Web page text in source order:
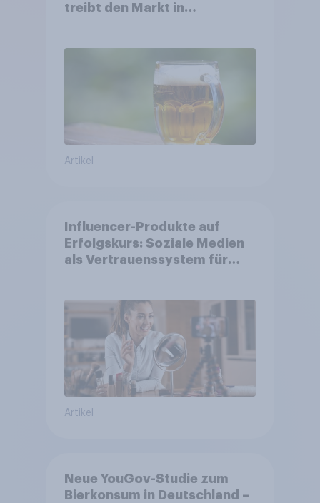
treibt den Markt in
Artikel
Influencer-Produkte auf
Erfolgskurs: Soziale Medien
als Vertrauenssystem für
Artikel
Neue YouGov-Studie zum
Bierkonsum in Deutschland –